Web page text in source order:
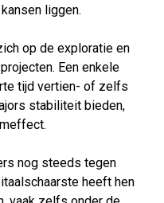
liggen.
op de exploratie en
Een enkele
tijd vertien- of zelfs
stabiliteit bieden,
nog steeds tegen
heeft hen